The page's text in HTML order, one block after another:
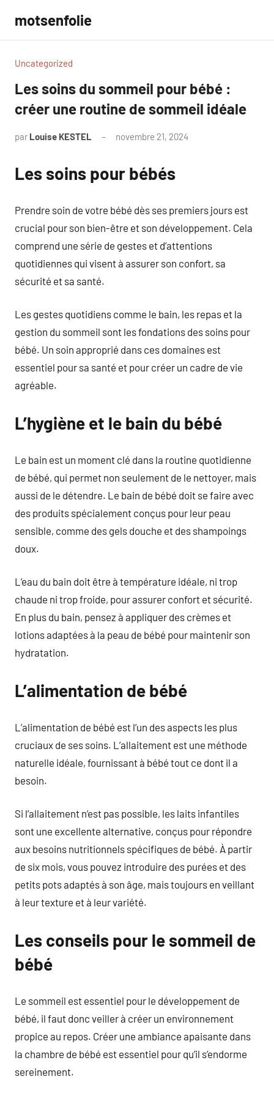
contenu
motsenfolie
Uncategorized
Les soins du sommeil pour bébé :
créer une routine de sommeil idéale
par Louise KESTEL novembre 21, 2024
Les soins pour bébés
Prendre soin de votre bébé dès ses premiers jours est
crucial pour son bien-être et son développement. Cela
comprend une série de gestes et d’attentions
quotidiennes qui visent à assurer son confort, sa
sécurité et sa santé.
Les gestes quotidiens comme le bain, les repas et la
gestion du sommeil sont les fondations des soins pour
bébé. Un soin approprié dans ces domaines est
essentiel pour sa santé et pour créer un cadre de vie
agréable.
L’hygiène et le bain du bébé
Le bain est un moment clé dans la routine quotidienne
de bébé, qui permet non seulement de le nettoyer, mais
aussi de le détendre. Le bain de bébé doit se faire avec
des produits spécialement conçus pour leur peau
sensible, comme des gels douche et des shampoings
doux.
L’eau du bain doit être à température idéale, ni trop
chaude ni trop froide, pour assurer confort et sécurité.
En plus du bain, pensez à appliquer des crèmes et
lotions adaptées à la peau de bébé pour maintenir son
hydratation.
L’alimentation de bébé
L’alimentation de bébé est l’un des aspects les plus
cruciaux de ses soins. L’allaitement est une méthode
naturelle idéale, fournissant à bébé tout ce dont il a
besoin.
Si l’allaitement n’est pas possible, les laits infantiles
sont une excellente alternative, conçus pour répondre
aux besoins nutritionnels spécifiques de bébé. À partir
de six mois, vous pouvez introduire des purées et des
petits pots adaptés à son âge, mais toujours en veillant
à leur texture et à leur variété.
Les conseils pour le sommeil de
bébé
Le sommeil est essentiel pour le développement de
bébé, il faut donc veiller à créer un environnement
propice au repos. Créer une ambiance apaisante dans
la chambre de bébé est essentiel pour qu’il s’endorme
sereinement.